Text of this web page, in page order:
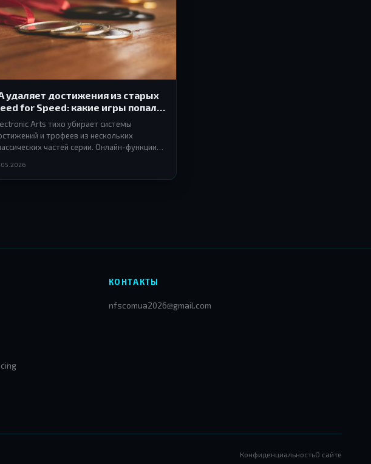
удаляет достижения из старых
for Speed: какие игры попали
раздачуArts тихо убирает системы
и трофеев из нескольких
частей серии. Онлайн-функции
не только мультиплеера.
КОНТАКТЫ
nfscomua2026@gmail.com
КонфиденциальностьО сайте